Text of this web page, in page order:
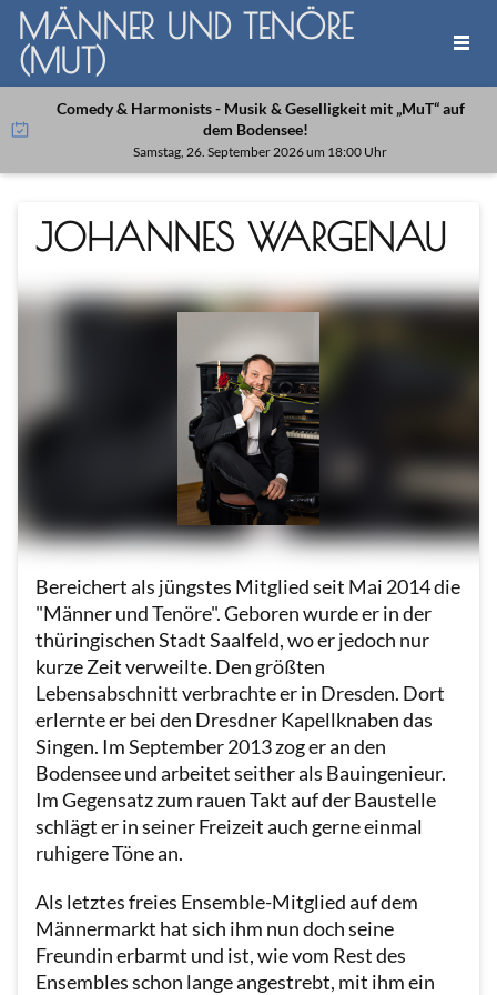
MÄNNER UND TENÖRE
(MUT)
Comedy & Harmonists - Musik & Geselligkeit mit „MuT“ auf
dem Bodensee!
Samstag, 26. September 2026 um 18:00 Uhr
JOHANNES WARGENAU
Bereichert als jüngstes Mitglied seit Mai 2014 die
"Männer und Tenöre". Geboren wurde er in der
thüringischen Stadt Saalfeld, wo er jedoch nur
kurze Zeit verweilte. Den größten
Lebensabschnitt verbrachte er in Dresden. Dort
erlernte er bei den Dresdner Kapellknaben das
Singen. Im September 2013 zog er an den
Bodensee und arbeitet seither als Bauingenieur.
Im Gegensatz zum rauen Takt auf der Baustelle
schlägt er in seiner Freizeit auch gerne einmal
ruhigere Töne an.
Als letztes freies Ensemble-Mitglied auf dem
Männermarkt hat sich ihm nun doch seine
Freundin erbarmt und ist, wie vom Rest des
Ensembles schon lange angestrebt, mit ihm ein